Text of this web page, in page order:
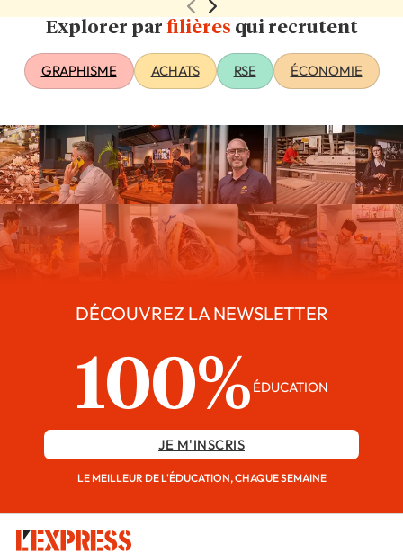
Explorer par filières qui recrutent
GRAPHISME ACHATS RSE ÉCONOMIE
DÉCOUVREZ LA NEWSLETTER
100% ÉDUCATION
JE M'INSCRIS
LE MEILLEUR DE L'ÉDUCATION, CHAQUE SEMAINE